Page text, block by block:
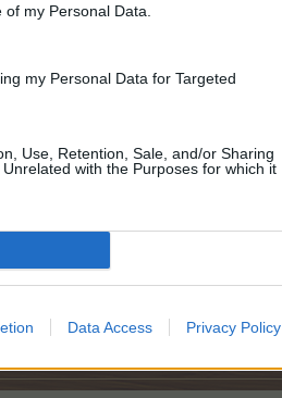
my Personal Data.
my Personal Data for Targeted
Use, Retention, Sale, and/or Sharing
with the Purposes for which it
Data Access Privacy Policy